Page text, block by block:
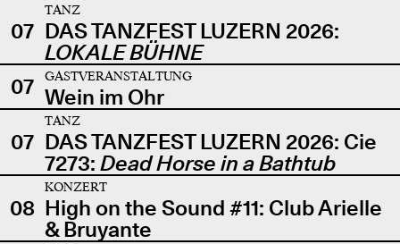
07
TANZ
DAS TANZFEST LUZERN 2026:
LOKALE BÜHNE
07
GASTVERANSTALTUNG
Wein im Ohr
07
TANZ
DAS TANZFEST LUZERN 2026: Cie
7273: Dead Horse in a Bathtub
08
KONZERT
High on the Sound #11: Club Arielle
& Bruyante